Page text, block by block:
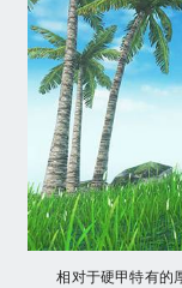
相对于硬甲特有的厚